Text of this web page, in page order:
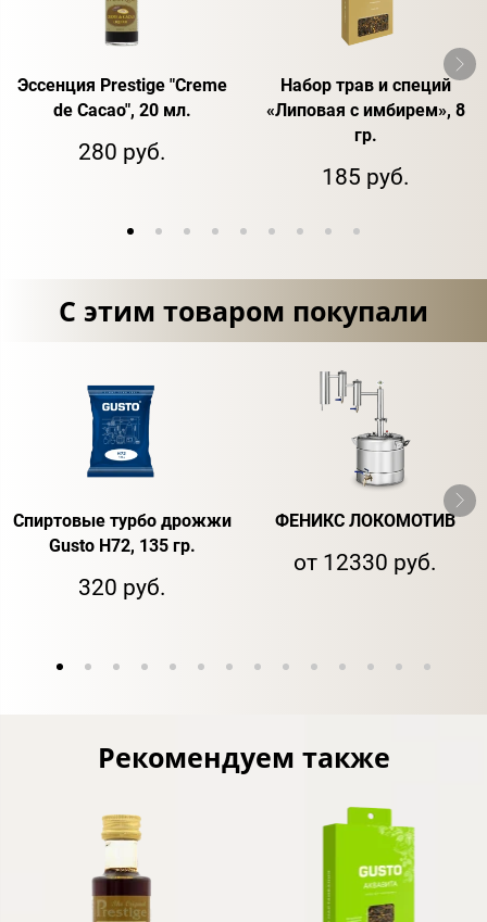
Эссенция Prestige "Creme
de Cacao", 20 мл.
280 руб.
Набор трав и специй
«Липовая с имбирем», 8
гр.
185 руб.
С этим товаром покупали
Спиртовые турбо дрожжи
Gusto H72, 135 гр.
320 руб.
ФЕНИКС ЛОКОМОТИВ
от 12330 руб.
Рекомендуем также